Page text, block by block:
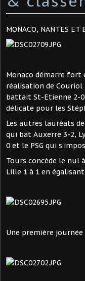
MONACO, NANTES ET
Monaco démarre fort
réalisation de Couriol
battait St-Etienne 2-0
délicate pour les
Les autres lauréats
qui bat Auxerre 3-2,
0 et le PSG qui
Tours concède le nul
Lille 1 à 1 en
Une première